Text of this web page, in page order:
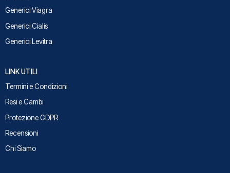
Generici Viagra
Generici Cialis
Generici Levitra
LINK UTILI
Termini e Condizioni
Resi e Cambi
Protezione GDPR
Recensioni
Chi Siamo